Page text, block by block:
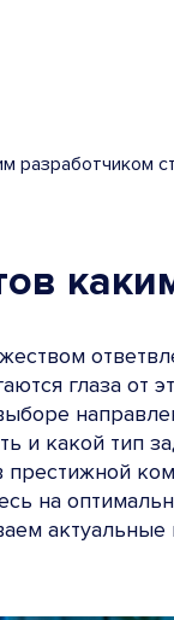
разработчиком
глаза от
и какой тип
престижной
на
актуальные